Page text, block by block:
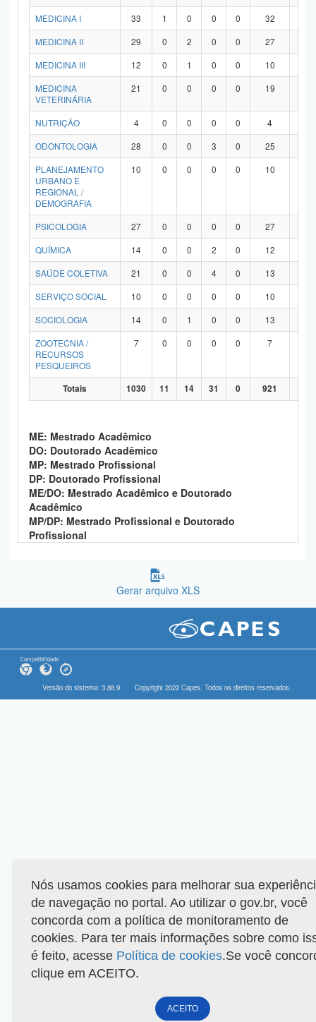
MEDICINA I
33 1 0 0 0 32
MEDICINA II
29 0 2 0 0 27
MEDICINA III
12 0 1 0 0 10
MEDICINA
VETERINÁRIA
21 0 0 0 0 19
NUTRIÇÃO 4 0 0 0 0 4
ODONTOLOGIA
28 0 0 3 0 25
PLANEJAMENTO
URBANO E
REGIONAL /
DEMOGRAFIA
10 0 0 0 0 10
PSICOLOGIA 27 0 0 0 0 27
QUÍMICA
14 0 0 2 0 12
SAÚDE COLETIVA
21 0 0 4 0 13
SERVIÇO SOCIAL
10 0 0 0 0 10
SOCIOLOGIA
14 0 1 0 0 13
ZOOTECNIA /
RECURSOS
PESQUEIROS
7 0 0 0 0 7
Totais 1030 11 14 31 0 921
ME: Mestrado Acadêmico
DO: Doutorado Acadêmico
MP: Mestrado Profissional
DP: Doutorado Profissional
ME/DO: Mestrado Acadêmico e Doutorado
Acadêmico
MP/DP: Mestrado Profissional e Doutorado
Profissional
Gerar arquivo XLS
Compatibilidade
Versão do sistema: 3.88.9 Copyright 2022 Capes. Todos os direitos reservados.
Nós usamos cookies para melhorar sua
de navegação no portal. Ao utilizar o gov.br, você
concorda com a política de monitoramento de
cookies. Para ter mais informações sobre como
é feito, acesse Política de cookies.Se você
clique em ACEITO.
ACEITO